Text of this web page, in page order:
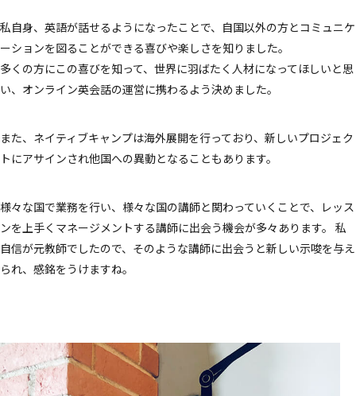
私自身、英語が話せるようになったことで、自国以外の方とコミュニケ
ーションを図ることができる喜びや楽しさを知りました。
多くの方にこの喜びを知って、世界に羽ばたく人材になってほしいと思
い、オンライン英会話の運営に携わるよう決めました。
また、ネイティブキャンプは海外展開を行っており、新しいプロジェク
トにアサインされ他国への異動となることもあります。
様々な国で業務を行い、様々な国の講師と関わっていくことで、レッス
ンを上手くマネージメントする講師に出会う機会が多々あります。 私
自信が元教師でしたので、そのような講師に出会うと新しい示唆を与え
られ、感銘をうけますね。